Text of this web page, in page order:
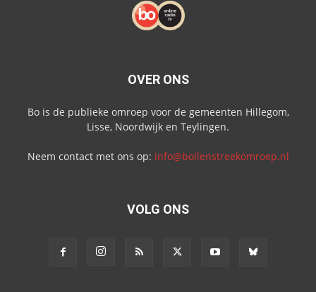
OVER ONS
Bo is de publieke omroep voor de gemeenten Hillegom,
Lisse, Noordwijk en Teylingen.
Neem contact met ons op: info@bollenstreekomroep.nl
VOLG ONS